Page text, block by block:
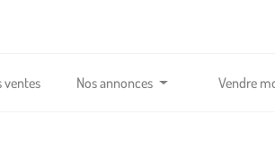
ventes Nos annonces Vendre